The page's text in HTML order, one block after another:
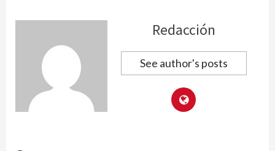
Redacción
See author's posts